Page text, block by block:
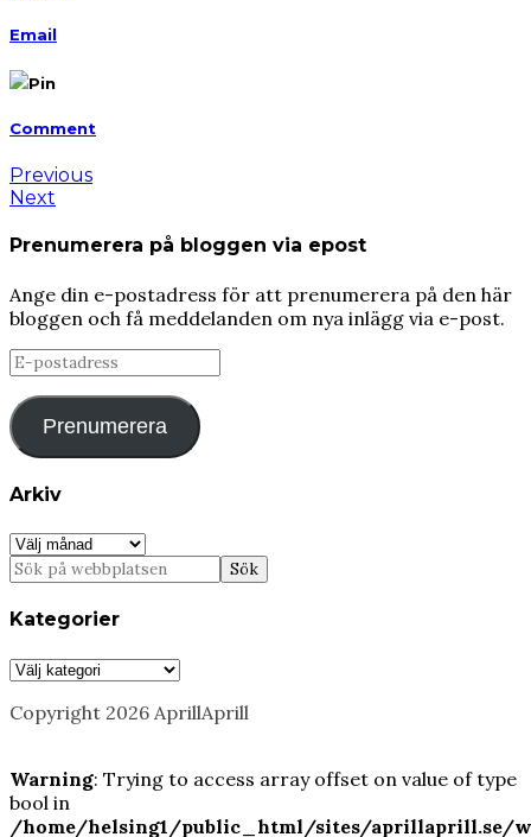
Email
Pin
Comment
Previous
Next
Prenumerera på bloggen via epost
Ange din e-postadress för att prenumerera på den här
bloggen och få meddelanden om nya inlägg via e-post.
E-
postadress
Prenumerera
Arkiv
Arkiv
Kategorier
Kategorier
Copyright 2026 AprillAprill
Warning: Trying to access array offset on value of type
bool in
/home/helsing1/public_html/sites/aprillaprill.se/